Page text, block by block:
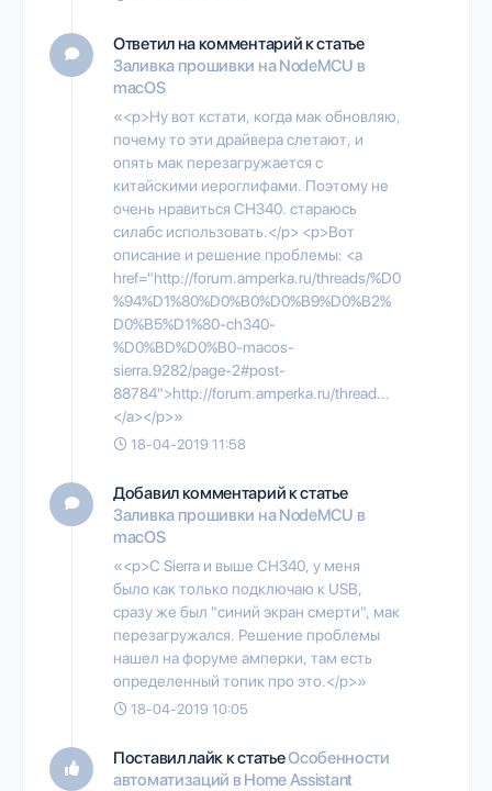
Ответил на комментарий к статье
Заливка прошивки на NodeMCU в
macOS
«<p>Ну вот кстати, когда мак обновляю,
почему то эти драйвера слетают, и
опять мак перезагружается с
китайскими иероглифами. Поэтому не
очень нравиться CH340. стараюсь
силабс использовать.</p> <p>Вот
описание и решение проблемы: <a
href="http://forum.amperka.ru/threads/%D0
%94%D1%80%D0%B0%D0%B9%D0%B2%
D0%B5%D1%80-ch340-
%D0%BD%D0%B0-macos-
sierra.9282/page-2#post-
88784">http://forum.amperka.ru/thread...
</a></p>»
18-04-2019 11:58
Добавил комментарий к статье
Заливка прошивки на NodeMCU в
macOS
«<p>С Sierra и выше CH340, у меня
было как только подключаю к USB,
сразу же был "синий экран смерти", мак
перезагружался. Решение проблемы
нашел на форуме амперки, там есть
определенный топик про это.</p>»
18-04-2019 10:05
Поставил лайк к статьеОсобенности
автоматизаций в Home Assistant